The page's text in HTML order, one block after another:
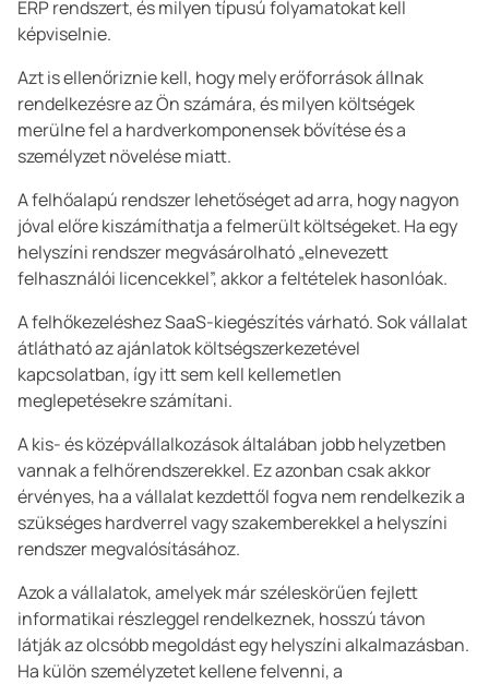
ERP rendszert, és milyen típusú folyamatokat kell
képviselnie.
Azt is ellenőriznie kell, hogy mely erőforrások állnak
rendelkezésre az Ön számára, és milyen költségek
merülne fel a hardverkomponensek bővítése és a
személyzet növelése miatt.
A felhőalapú rendszer lehetőséget ad arra, hogy nagyon
jóval előre kiszámíthatja a felmerült költségeket. Ha egy
helyszíni rendszer megvásárolható „elnevezett
felhasználói licencekkel”, akkor a feltételek hasonlóak.
A felhőkezeléshez SaaS-kiegészítés várható. Sok vállalat
átlátható az ajánlatok költségszerkezetével
kapcsolatban, így itt sem kell kellemetlen
meglepetésekre számítani.
A kis- és középvállalkozások általában jobb helyzetben
vannak a felhőrendszerekkel. Ez azonban csak akkor
érvényes, ha a vállalat kezdettől fogva nem rendelkezik a
szükséges hardverrel vagy szakemberekkel a helyszíni
rendszer megvalósításához.
Azok a vállalatok, amelyek már széleskörűen fejlett
informatikai részleggel rendelkeznek, hosszú távon
látják az olcsóbb megoldást egy helyszíni alkalmazásban.
Ha külön személyzetet kellene felvenni, a